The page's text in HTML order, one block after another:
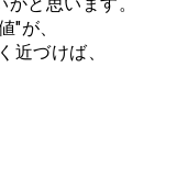
"が、
近づけば、